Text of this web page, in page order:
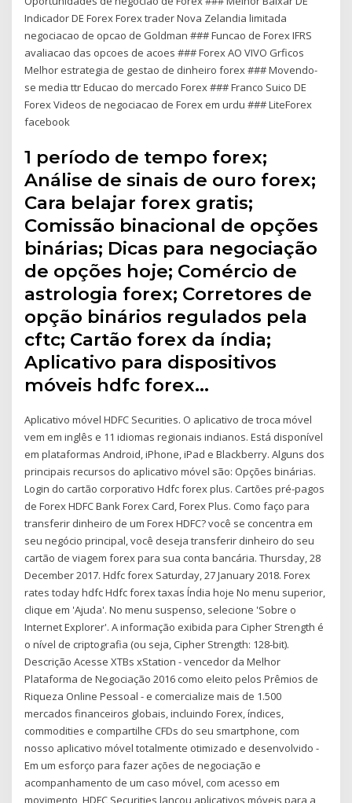
Indicador DE Forex Forex trader Nova Zelandia limitada
negociacao de opcao de Goldman ### Funcao de Forex IFRS
avaliacao das opcoes de acoes ### Forex AO VIVO Grficos
Melhor estrategia de gestao de dinheiro forex ### Movendo-
se media ttr Educao do mercado Forex ### Franco Suico DE
Forex Videos de negociacao de Forex em urdu ### LiteForex
facebook
1 período de tempo forex;
Análise de sinais de ouro forex;
Cara belajar forex gratis;
Comissão binacional de opções
binárias; Dicas para negociação
de opções hoje; Comércio de
astrologia forex; Corretores de
opção binários regulados pela
cftc; Cartão forex da índia;
Aplicativo para dispositivos
móveis hdfc forex…
Aplicativo móvel HDFC Securities. O aplicativo de troca móvel
vem em inglês e 11 idiomas regionais indianos. Está disponível
em plataformas Android, iPhone, iPad e Blackberry. Alguns dos
principais recursos do aplicativo móvel são: Opções binárias.
Login do cartão corporativo Hdfc forex plus. Cartões pré-pagos
de Forex HDFC Bank Forex Card, Forex Plus. Como faço para
transferir dinheiro de um Forex HDFC? você se concentra em
seu negócio principal, você deseja transferir dinheiro do seu
cartão de viagem forex para sua conta bancária. Thursday, 28
December 2017. Hdfc forex Saturday, 27 January 2018. Forex
rates today hdfc Hdfc forex taxas Índia hoje No menu superior,
clique em 'Ajuda'. No menu suspenso, selecione 'Sobre o
Internet Explorer'. A informação exibida para Cipher Strength é
o nível de criptografia (ou seja, Cipher Strength: 128-bit).
Descrição Acesse XTBs xStation - vencedor da Melhor
Plataforma de Negociação 2016 como eleito pelos Prêmios de
Riqueza Online Pessoal - e comercialize mais de 1.500
mercados financeiros globais, incluindo Forex, índices,
commodities e compartilhe CFDs do seu smartphone, com
nosso aplicativo móvel totalmente otimizado e desenvolvido -
Em um esforço para fazer ações de negociação e
acompanhamento de um caso móvel, com acesso em